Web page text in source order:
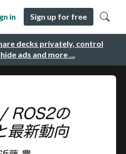
decks privately, control
ads and more …
in Sign up for free